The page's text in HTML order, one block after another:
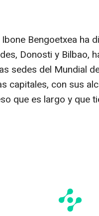
Bengoetxea ha
Donosti y Bilbao,
sedes del Mundial
capitales, con sus
que es largo y que